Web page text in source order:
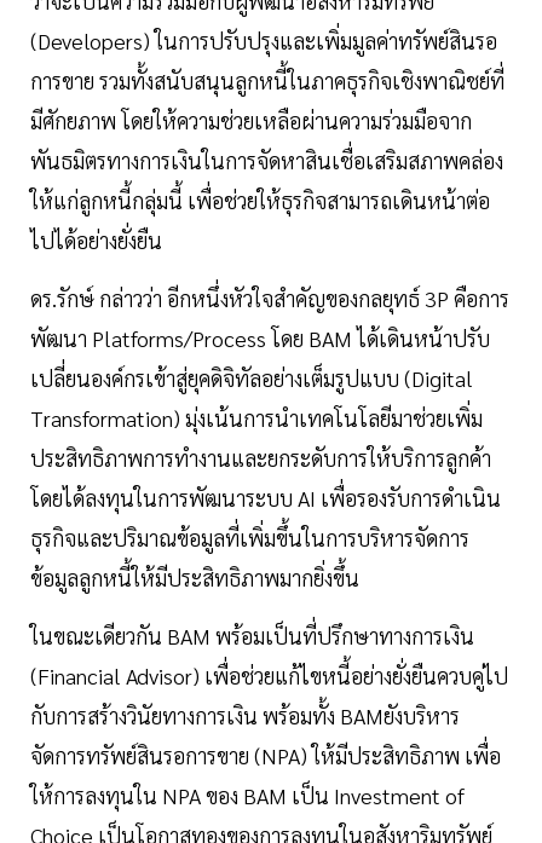
(Developers) ในการปรับปรุงและเพิ่มมูลค่าทรัพย์สินรอ
การขาย รวมทั้งสนับสนุนลูกหนี้ในภาคธุรกิจเชิงพาณิชย์ที่
มีศักยภาพ โดยให้ความช่วยเหลือผ่านความร่วมมือจาก
พันธมิตรทางการเงินในการจัดหาสินเชื่อเสริมสภาพคล่อง
ให้แก่ลูกหนี้กลุ่มนี้ เพื่อช่วยให้ธุรกิจสามารถเดินหน้าต่อ
ไปได้อย่างยั่งยืน
ดร.รักษ์ กล่าวว่า อีกหนึ่งหัวใจสำคัญของกลยุทธ์ 3P คือการ
พัฒนา Platforms/Process โดย BAM ได้เดินหน้าปรับ
เปลี่ยนองค์กรเข้าสู่ยุคดิจิทัลอย่างเต็มรูปแบบ (Digital
Transformation) มุ่งเน้นการนำเทคโนโลยีมาช่วยเพิ่ม
ประสิทธิภาพการทำงานและยกระดับการให้บริการลูกค้า
โดยได้ลงทุนในการพัฒนาระบบ AI เพื่อรองรับการดำเนิน
ธุรกิจและปริมาณข้อมูลที่เพิ่มขึ้นในการบริหารจัดการ
ข้อมูลลูกหนี้ให้มีประสิทธิภาพมากยิ่งขึ้น
ในขณะเดียวกัน BAM พร้อมเป็นที่ปรึกษาทางการเงิน
(Financial Advisor) เพื่อช่วยแก้ไขหนี้อย่างยั่งยืนควบคู่ไป
กับการสร้างวินัยทางการเงิน พร้อมทั้ง BAMยังบริหาร
จัดการทรัพย์สินรอการขาย (NPA) ให้มีประสิทธิภาพ เพื่อ
ให้การลงทุนใน NPA ของ BAM เป็น Investment of
Choice เป็นโอกาสทองของการลงทุนในอสังหาริมทรัพย์